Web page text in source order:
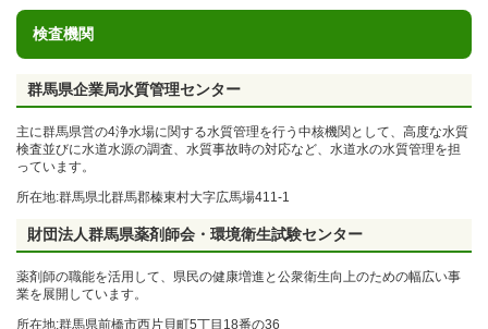
検査機関
群馬県企業局水質管理センター
主に群馬県営の4浄水場に関する水質管理を行う中核機関として、高度な水質
検査並びに水道水源の調査、水質事故時の対応など、水道水の水質管理を担
っています。
所在地:群馬県北群馬郡榛東村大字広馬場411-1
財団法人群馬県薬剤師会・環境衛生試験センター
薬剤師の職能を活用して、県民の健康増進と公衆衛生向上のための幅広い事
業を展開しています。
所在地:群馬県前橋市西片貝町5丁目18番の36